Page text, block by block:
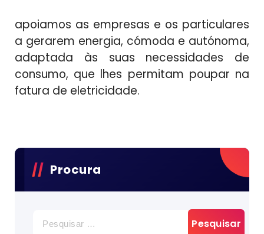
apoiamos as empresas e os particulares
a gerarem energia, cómoda e autónoma,
adaptada às suas necessidades de
consumo, que lhes permitam poupar na
fatura de eletricidade.
Procura